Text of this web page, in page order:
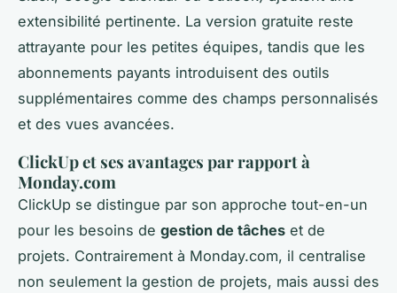
extensibilité pertinente. La version gratuite reste
attrayante pour les petites équipes, tandis que les
abonnements payants introduisent des outils
supplémentaires comme des champs personnalisés
et des vues avancées.
ClickUp et ses avantages par rapport à
Monday.com
ClickUp se distingue par son approche tout-en-un
pour les besoins de gestion de tâches et de
projets. Contrairement à Monday.com, il centralise
non seulement la gestion de projets, mais aussi des